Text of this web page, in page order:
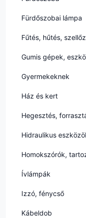
Fürdőszobai lámpa
Fűtés, hűtés,
Gumis gépek,
Gyermekeknek
Ház és kert
Hegesztés,
Hidraulikus
Homokszórók,
Ívlámpák
Izzó, fénycső
Kábeldob